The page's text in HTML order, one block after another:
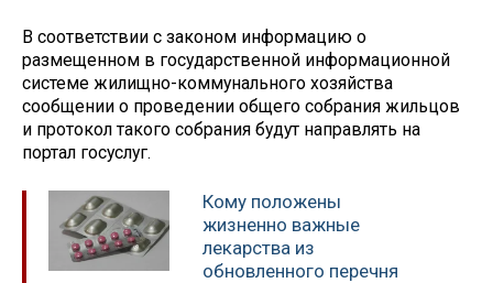
В соответствии с законом информацию о
размещенном в государственной информационной
системе жилищно-коммунального хозяйства
сообщении о проведении общего собрания жильцов
и протокол такого собрания будут направлять на
портал госуслуг.
Кому положены
жизненно важные
лекарства из
обновленного перечня